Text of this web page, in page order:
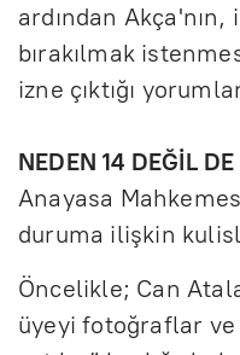
ardından
bırakılmak
izne çıktığı
NEDEN 14 DEĞİL
Anayasa
duruma ilişkin
Öncelikle; Can
üyeyi fotoğraflar ve